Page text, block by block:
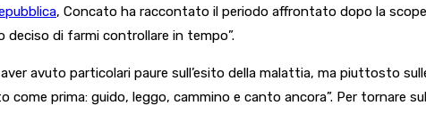
, Concato ha raccontato il periodo affrontato dopo la
deciso di farmi controllare in tempo”.
avuto particolari paure sull’esito della malattia, ma piuttosto
prima: guido, leggo, cammino e canto ancora”. Per tornare